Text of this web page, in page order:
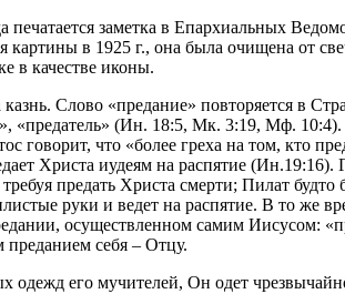
печатается заметка в Епархиальных
картины в 1925 г., она была очищена от
в качестве иконы.
Слово «предание» повторяется в
«предатель» (Ин. 18:5, Мк. 3:19, Мф.
что «более греха на том, кто
Христа иудеям на распятие
предать Христа смерти; Пилат
руки и ведет на распятие. В то
осуществленном самим Иисусом:
себя – Отцу.
его мучителей, Он одет